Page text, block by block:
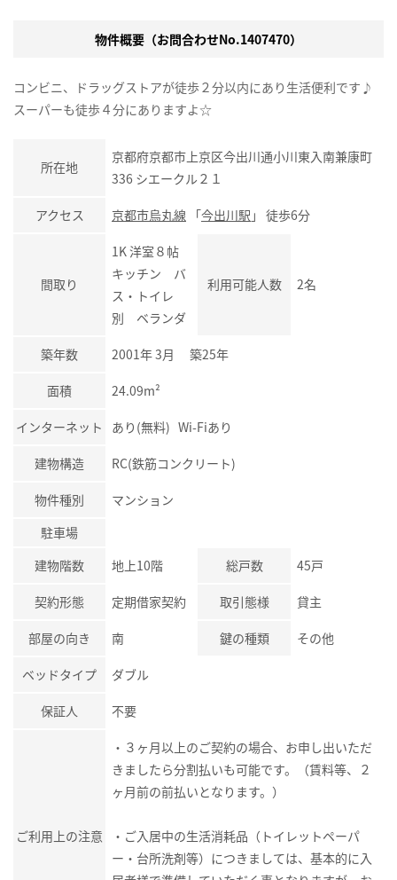
物件概要（お問合わせNo.1407470）
コンビニ、ドラッグストアが徒歩２分以内にあり生活便利です♪
スーパーも徒歩４分にありますよ☆
所在地
京都府京都市上京区今出川通小川東入南兼康町
336 シエークル２１
アクセス 京都市烏丸線 「今出川駅 」 徒歩6分
間取り
1K 洋室８帖
キッチン バ
ス・トイレ
別 ベランダ
利用可能人数 2名
築年数 2001年 3月 築25年
面積 24.09m²
インターネット あり(無料) Wi-Fiあり
建物構造 RC(鉄筋コンクリート)
物件種別
マンション
駐車場
建物階数
地上10階 総戸数 45戸
契約形態 定期借家契約 取引態様 貸主
部屋の向き 南 鍵の種類 その他
ベッドタイプ ダブル
保証人 不要
ご利用上の注意
・３ヶ月以上のご契約の場合、お申し出いただ
きましたら分割払いも可能です。（賃料等、２
ヶ月前の前払いとなります。）
・ご入居中の生活消耗品（トイレットペーパ
ー・台所洗剤等）につきましては、基本的に入